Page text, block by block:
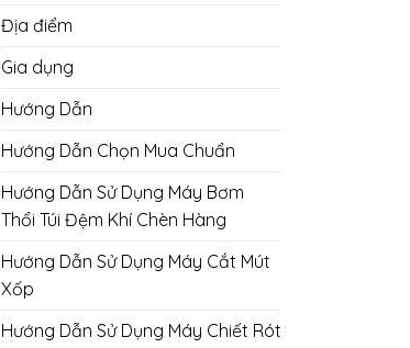
Địa điểm
Gia dụng
Hướng Dẫn
Hướng Dẫn Chọn Mua Chuẩn
Hướng Dẫn Sử Dụng Máy Bơm
Thổi Túi Đệm Khí Chèn Hàng
Hướng Dẫn Sử Dụng Máy Cắt Mút
Xốp
Hướng Dẫn Sử Dụng Máy Chiết Rót